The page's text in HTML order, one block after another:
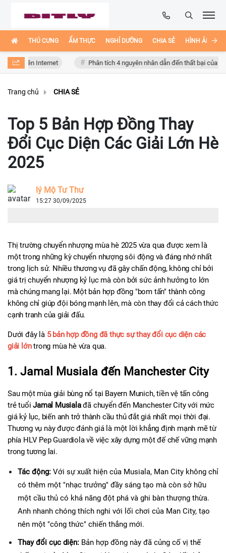
THÚ CƯNG ẨM THỰC NGHỈ DƯỠNG CHIA SẺ HÌNH ẢNH
Internet Phân tích 4 nguyên nhân dẫn đến thất bại của Bồ Đào Nha
Trang chủ CHIA SẺ
Top 5 Bản Hợp Đồng Thay
Đổi Cục Diện Các Giải Lớn Hè
2025
lý Mộ Tư Thư
15:27 30/09/2025
Thị trường chuyển nhượng mùa hè 2025 vừa qua được xem là
một trong những kỳ chuyển nhượng sôi động và đáng nhớ nhất
trong lịch sử. Nhiều thương vụ đã gây chấn động, không chỉ bởi
giá trị chuyển nhượng kỷ lục mà còn bởi sức ảnh hưởng to lớn
mà chúng mang lại. Một bản hợp đồng "bom tấn" thành công
không chỉ giúp đội bóng mạnh lên, mà còn thay đổi cả cách thức
cạnh tranh của giải đấu.
Dưới đây là 5 bản hợp đồng đã thực sự thay đổi cục diện các
giải lớn trong mùa hè vừa qua.
1. Jamal Musiala đến Manchester City
Sau một mùa giải bùng nổ tại Bayern Munich, tiền vệ tấn công
trẻ tuổi Jamal Musiala đã chuyển đến Manchester City với mức
giá kỷ lục, biến anh trở thành cầu thủ đắt giá nhất mọi thời đại.
Thương vụ này được đánh giá là một lời khẳng định mạnh mẽ từ
phía HLV Pep Guardiola về việc xây dựng một đế chế vững mạnh
trong tương lai.
Tác động: Với sự xuất hiện của Musiala, Man City không chỉ
có thêm một "nhạc trưởng" đầy sáng tạo mà còn sở hữu
một cầu thủ có khả năng đột phá và ghi bàn thượng thừa.
Anh nhanh chóng thích nghi với lối chơi của Man City, tạo
nên một "công thức" chiến thắng mới.
Thay đổi cục diện: Bản hợp đồng này đã củng cố vị thế